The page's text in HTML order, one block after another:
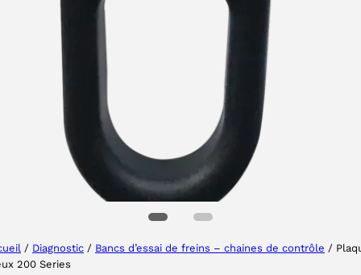
/ Diagnostic / Bancs d’essai de freins – chaines de contrôle /
200 Series
Sélectionner une région
Choisissez votre langue